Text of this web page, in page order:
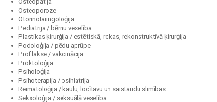
Osteopātija
Osteoporoze
Otorinolaringoloģija
Pediatrija / bērnu veselība
Plastikas ķirurģija / estētiskā, rokas, rekonstruktīvā ķirurģija
Podoloģija / pēdu aprūpe
Profilakse / vakcinācija
Proktoloģija
Psiholoģija
Psihoterapija / psihiatrija
Reimatoloģija / kaulu, locītavu un saistaudu slimības
Seksoloģija / seksuālā veselība